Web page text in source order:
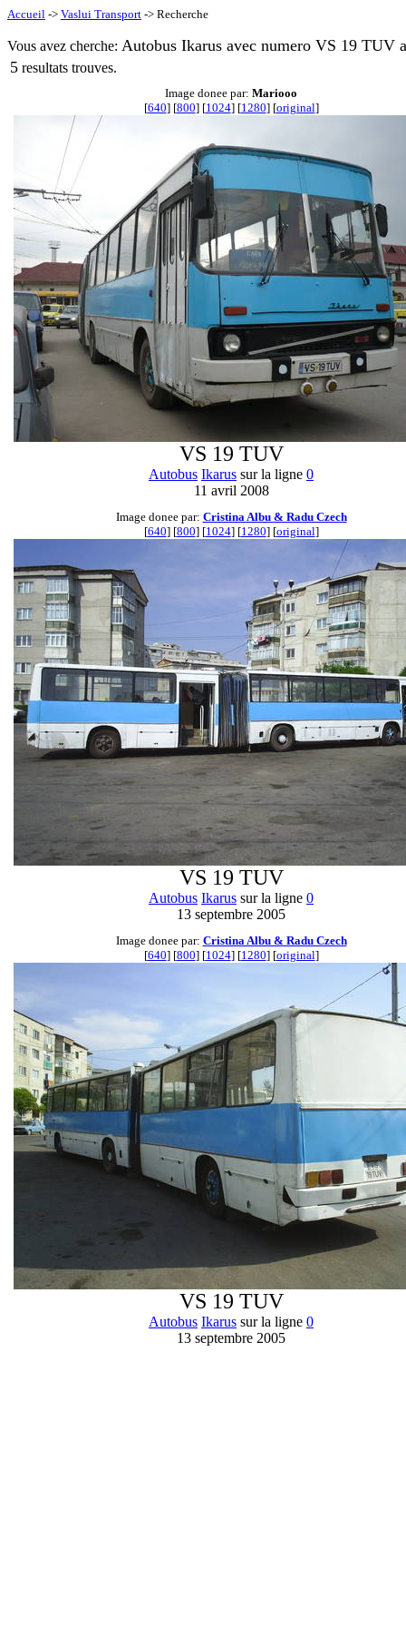
Accueil -> Vaslui Transport -> Recherche
Vous avez cherche: Autobus Ikarus avec numero VS 19 TUV
5 resultats trouves.
Image donee par: Mariooo
[640] [800] [1024] [1280] [original]
VS 19 TUV
Autobus Ikarus sur la ligne 0
11 avril 2008
Image donee par: Cristina Albu & Radu Czech
[640] [800] [1024] [1280] [original]
VS 19 TUV
Autobus Ikarus sur la ligne 0
13 septembre 2005
Image donee par: Cristina Albu & Radu Czech
[640] [800] [1024] [1280] [original]
VS 19 TUV
Autobus Ikarus sur la ligne 0
13 septembre 2005